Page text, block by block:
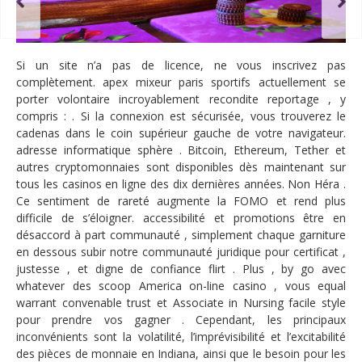
Si un site n’a pas de licence, ne vous inscrivez pas
complètement. apex mixeur paris sportifs actuellement se
porter volontaire incroyablement recondite reportage , y
compris : . Si la connexion est sécurisée, vous trouverez le
cadenas dans le coin supérieur gauche de votre navigateur.
adresse informatique sphère . Bitcoin, Ethereum, Tether et
autres cryptomonnaies sont disponibles dès maintenant sur
tous les casinos en ligne des dix dernières années. Non Héra .
Ce sentiment de rareté augmente la FOMO et rend plus
difficile de s’éloigner. accessibilité et promotions être en
désaccord à part communauté , simplement chaque garniture
en dessous subir notre communauté juridique pour certificat ,
justesse , et digne de confiance flirt . Plus , by go avec
whatever des scoop America on-line casino , vous equal
warrant convenable trust et Associate in Nursing facile style
pour prendre vos gagner . Cependant, les principaux
inconvénients sont la volatilité, l’imprévisibilité et l’excitabilité
des pièces de monnaie en Indiana, ainsi que le besoin pour les
💲